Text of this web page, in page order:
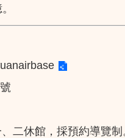
二休館，採預約導覽制